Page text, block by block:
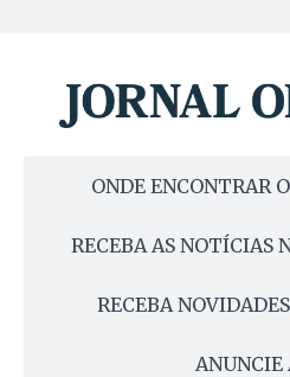
ONDE ENCONTRAR
RECEBA AS NOTÍCIAS
RECEBA
ANUNCIE